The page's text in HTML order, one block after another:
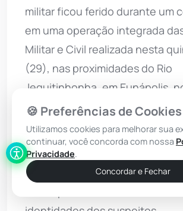
militar ficou ferido durante um
em uma operação integrada
Militar e Civil realizada nesta
(29), nas proximidades do Rio
Jequitinhonha, em Eunápolis,
sul daBahia.
A ação teve como objetivo
grupo criminoso que se
tentar resgatar detentos no
🍪 Preferências de Cookies
Utilizamos cookies para melhorar sua
continuar, você concorda com nossa
Privacidade.
Concordar e Fechar